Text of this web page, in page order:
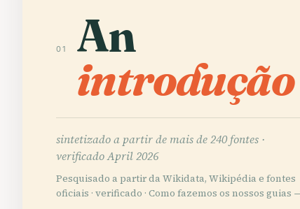
01 An
introdução
sintetizado a partir de mais de 240 fontes ·
verificado April 2026
Pesquisado a partir da Wikidata, Wikipédia e fontes
oficiais · verificado · Como fazemos os nossos guias